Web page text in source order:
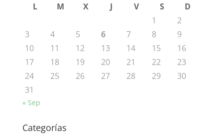
L M X J V S
D
1
2
3
4 5 6 7 8
9
10
11 12 13 14 15
16
17
18 19 20 21 22
23
24
25 26 27 28 29
30
31
« Sep
Categorías